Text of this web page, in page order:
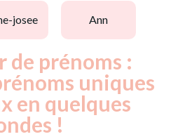
josee ann
de prénoms :
uniques
en quelques
!